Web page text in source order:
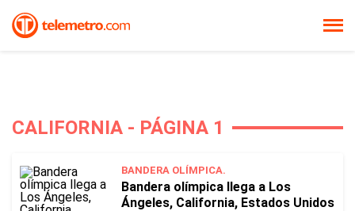
CALIFORNIA - PÁGINA 1
BANDERA OLÍMPICA.
Bandera olímpica llega a Los
Ángeles, California, Estados Unidos